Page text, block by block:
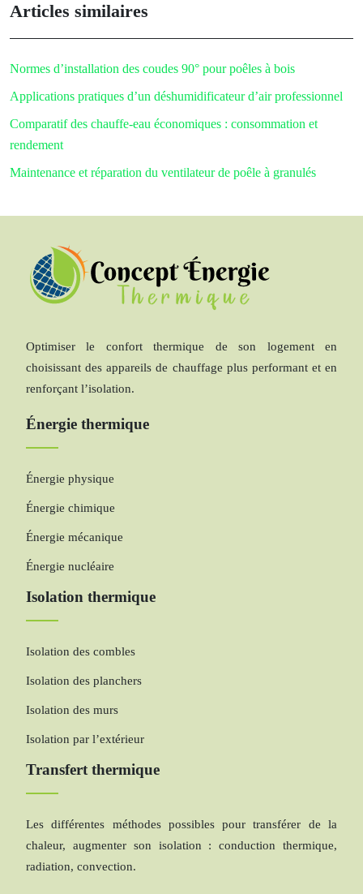
Articles similaires
Normes d’installation des coudes 90° pour poêles à bois
Applications pratiques d’un déshumidificateur d’air professionnel
Comparatif des chauffe-eau économiques : consommation et
rendement
Maintenance et réparation du ventilateur de poêle à granulés
Optimiser le confort thermique de son logement en
choisissant des appareils de chauffage plus performant et en
renforçant l’isolation.
Énergie thermique
Énergie physique
Énergie chimique
Énergie mécanique
Énergie nucléaire
Isolation thermique
Isolation des combles
Isolation des planchers
Isolation des murs
Isolation par l’extérieur
Transfert thermique
Les différentes méthodes possibles pour transférer de la
chaleur, augmenter son isolation : conduction thermique,
radiation, convection.